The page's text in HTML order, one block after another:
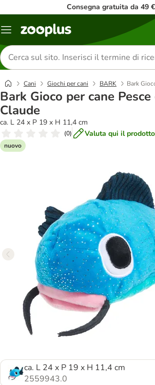
Consegna gratuita da 49
Overview
Cerca
prodotti
Cani Giochi per cani BARK Bark
Bark Gioco per cane
Claude
ca. L 24 x P 19 x H 11,4 cm
(0) Valuta qui il prodotto
nuovo
ca. L 24 x P 19 x H 11,4 cm
2559943.0